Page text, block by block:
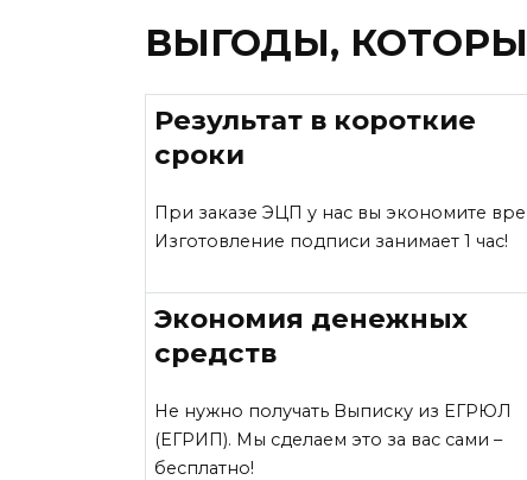
ВЫГОДЫ,
Результат в короткие
сроки
При заказе ЭЦП у нас вы экономите
Изготовление подписи занимает 1 час!
Экономия денежных
средств
Не нужно получать Выписку из ЕГРЮЛ
(ЕГРИП). Мы сделаем это за вас сами –
бесплатно!